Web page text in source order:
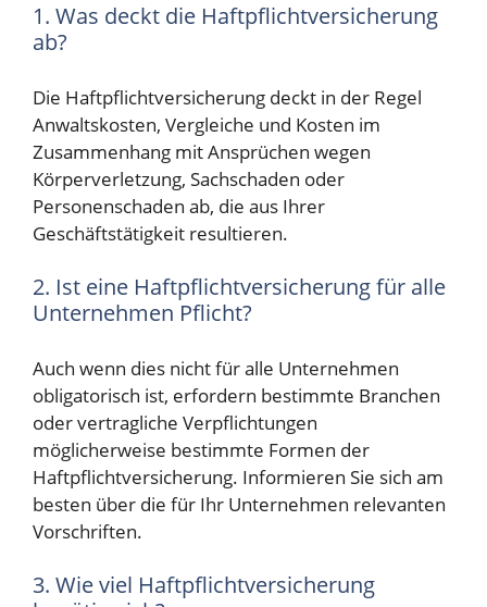
1. Was deckt die Haftpflichtversicherung
ab?
Die Haftpflichtversicherung deckt in der Regel
Anwaltskosten, Vergleiche und Kosten im
Zusammenhang mit Ansprüchen wegen
Körperverletzung, Sachschaden oder
Personenschaden ab, die aus Ihrer
Geschäftstätigkeit resultieren.
2. Ist eine Haftpflichtversicherung für alle
Unternehmen Pflicht?
Auch wenn dies nicht für alle Unternehmen
obligatorisch ist, erfordern bestimmte Branchen
oder vertragliche Verpflichtungen
möglicherweise bestimmte Formen der
Haftpflichtversicherung. Informieren Sie sich am
besten über die für Ihr Unternehmen relevanten
Vorschriften.
3. Wie viel Haftpflichtversicherung